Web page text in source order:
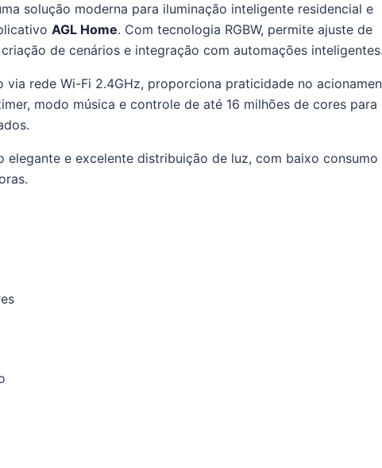
solução moderna para iluminação inteligente residencial e
AGL Home. Com tecnologia RGBW, permite ajuste de
de cenários e integração com automações
rede Wi-Fi 2.4GHz, proporciona praticidade no
modo música e controle de até 16 milhões de cores para
elegante e excelente distribuição de luz, com baixo consumo